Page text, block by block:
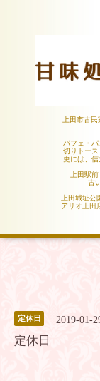
上田市古民
パフェ・
切りトース
更には、
上田駅前
古
上田城址公
アリオ上田
定休日 2019-01-
定休日